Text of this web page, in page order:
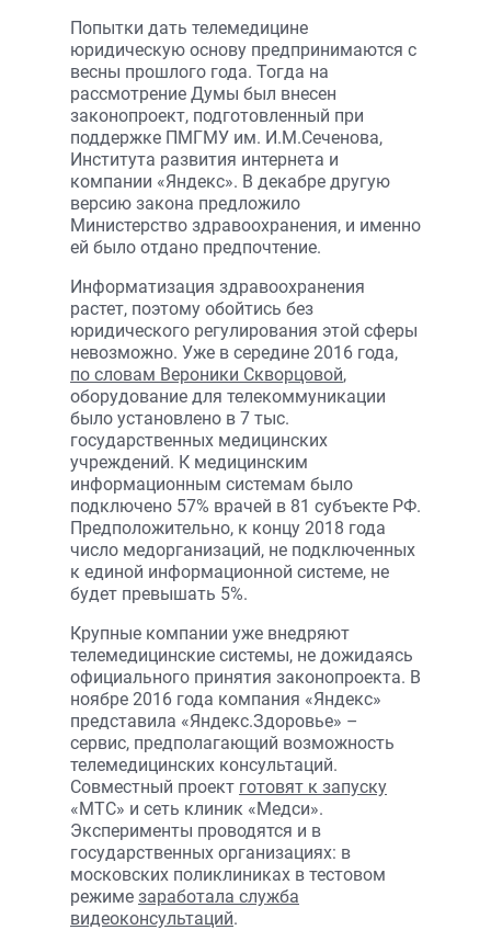
Попытки дать телемедицине
юридическую основу предпринимаются с
весны прошлого года. Тогда на
рассмотрение Думы был внесен
законопроект, подготовленный при
поддержке ПМГМУ им. И.М.Сеченова,
Института развития интернета и
компании «Яндекс». В декабре другую
версию закона предложило
Министерство здравоохранения, и именно
ей было отдано предпочтение.
Информатизация здравоохранения
растет, поэтому обойтись без
юридического регулирования этой сферы
невозможно. Уже в середине 2016 года,
по словам Вероники Скворцовой,
оборудование для телекоммуникации
было установлено в 7 тыс.
государственных медицинских
учреждений. К медицинским
информационным системам было
подключено 57% врачей в 81 субъекте РФ.
Предположительно, к концу 2018 года
число медорганизаций, не подключенных
к единой информационной системе, не
будет превышать 5%.
Крупные компании уже внедряют
телемедицинские системы, не дожидаясь
официального принятия законопроекта. В
ноябре 2016 года компания «Яндекс»
представила «Яндекс.Здоровье» –
сервис, предполагающий возможность
телемедицинских консультаций.
Совместный проект готовят к запуску
«МТС» и сеть клиник «Медси».
Эксперименты проводятся и в
государственных организациях: в
московских поликлиниках в тестовом
режиме заработала служба
видеоконсультаций.